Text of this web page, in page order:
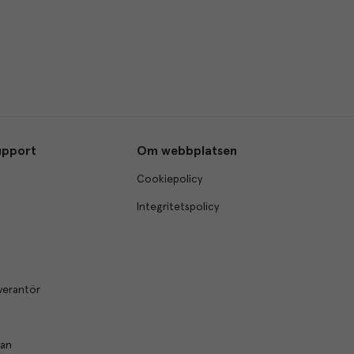
Om webbplatsen
Cookiepolicy
Integritetspolicy